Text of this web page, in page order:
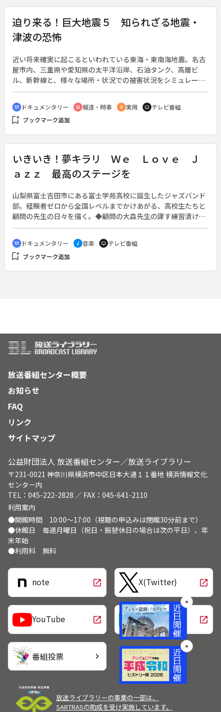
い。上級生からだけではなく、ＯＢからも厳しい指導を受け
る。夏の盛りを迎え、一層練習が厳しくなる応援団だが、２人
にはさらなる試練が待っていた。５日間にもおよぶ地獄の夏合
宿である。これを乗り越えると、正式に応援団として認められ
迫り来る！巨大地震５ 知られざる地震・
津波の恐怖
近い将来確実に起こるといわれている東海・東南海地震。名古
屋市内、三重県や愛知県の太平洋沿岸、石油タンク、高層ビ
ル、新幹線と、様々な場所・状況での被害状況をシミュレーシ
ョンし、実験を交えて検証する。また、最新の防災対策と、６
０年前の東南海地震経験者が語る防災への心構えを紹介する。
◆名古屋市内での、塀や高速高架橋の倒壊を実験映像や３ＤＣ
Ｇで伝えるほか、“たかが”５０センチの津波でも人が流される
cinematic_blur ドキュメンタリー ondemand_video 報道・時事 emoji_objects 実用 tv テレビ番組
bookmark_add ブックマーク追加
いきいき！夢キラリ Ｗｅ Ｌｏｖｅ Ｊ
ａｚｚ 最高のステージを
山梨県富士吉田市にある富士学苑高校に誕生したジャズバンド
部。経験者ゼロから全国レベルまでかけあがる、高校生たちと
顧問の先生の日々を描く。◆顧問の大森先生の課す練習漬けに
応え、地元にも知れ渡り、イベントにも呼ばれるようになった
高校生ジャズバンド。ジャズを通して先生が伝えたいこと、高
校生が学ぶものとは何なのか、部の最大のイベント・秋のリサ
イタルまでを追いかけた。
cinematic_blur ドキュメンタリー music_note 音楽 tv テレビ番組
bookmark_add ブックマーク追加
放送番組センター概要
お知らせ
FAQ
リンク
サイトマップ
公益財団法人 放送番組センター／放送ライブラリー
〒231-0021 神奈川県横浜市中区日本大通１１番地 横浜情報文化
センター内
TEL：045-222-2828 ／ FAX：045-641-2110
利用案内
●開館時間 10:00～17:00（視聴の申込みは閉館30分前まで）
●休館日 毎週月曜日（祝日・振替休日の場合は次の平日）、年
末年始
●利用料 無料
note open_in_new X(Twitter) open_in_new
YouTube open_in_new LINE open_in_new
番組投票 chevron_right
放送ライブラリーの事業の一部は、
SARTRASの助成を受け実施しています。
✕
✕